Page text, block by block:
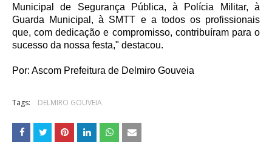
Municipal de Segurança Pública, à Polícia Militar, à
Guarda Municipal, à SMTT e a todos os profissionais
que, com dedicação e compromisso, contribuíram para o
sucesso da nossa festa," destacou.
Por: Ascom Prefeitura de Delmiro Gouveia
Tags: DELMIRO GOUVEIA